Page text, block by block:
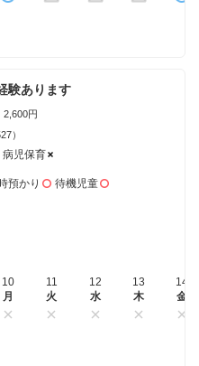
験あります
円
）
病児保育
預かり 待機児童
10
月
11
火
12
水
13
木
14
金